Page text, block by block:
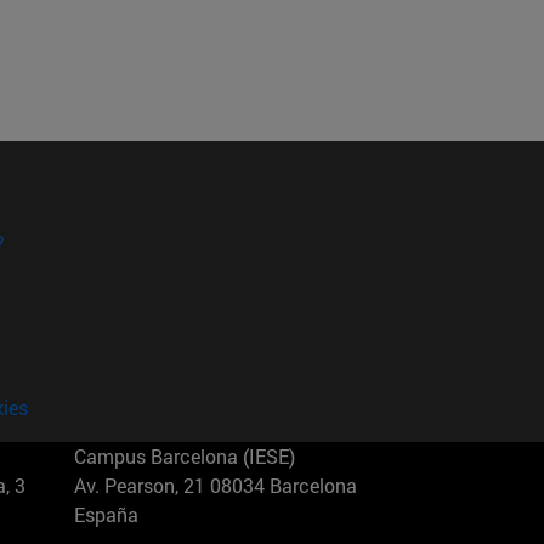
3
Campus Barcelona (IESE)
Av. Pearson, 21 08034 Barcelona
España